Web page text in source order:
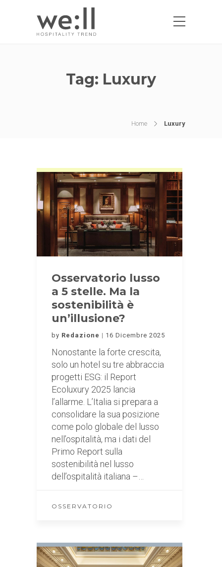
Tag: Luxury
Home Luxury
Osservatorio lusso
a 5 stelle. Ma la
sostenibilità è
un’illusione?
by Redazione 16 Dicembre 2025
Nonostante la forte crescita,
solo un hotel su tre abbraccia
progetti ESG: il Report
Ecoluxury 2025 lancia
l’allarme. L’Italia si prepara a
consolidare la sua posizione
come polo globale del lusso
nell’ospitalità, ma i dati del
Primo Report sulla
sostenibilità nel lusso
dell’ospitalità italiana –…
OSSERVATORIO